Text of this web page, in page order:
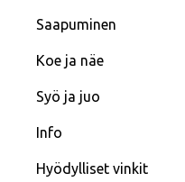
Saapuminen
Koe ja näe
Syö ja juo
Info
Hyödylliset vinkit